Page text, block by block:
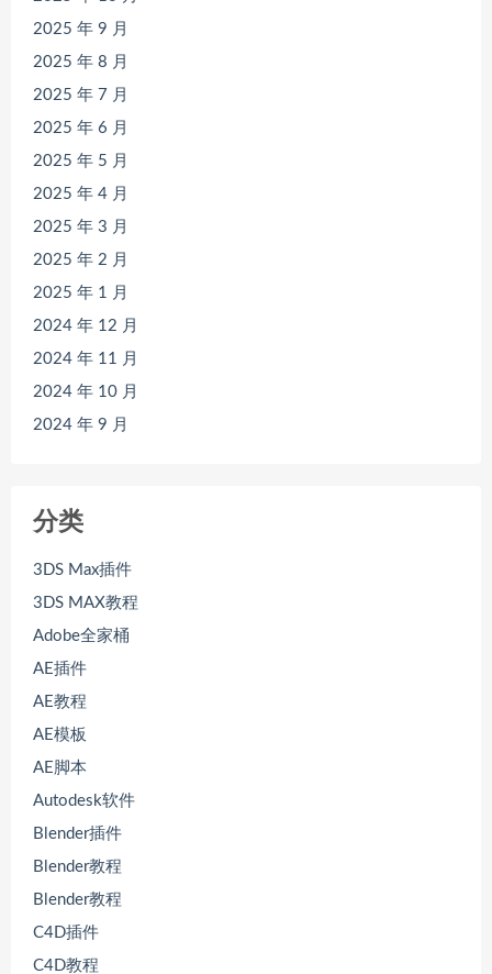
2025 年 9 月
2025 年 8 月
2025 年 7 月
2025 年 6 月
2025 年 5 月
2025 年 4 月
2025 年 3 月
2025 年 2 月
2025 年 1 月
2024 年 12 月
2024 年 11 月
2024 年 10 月
2024 年 9 月
分类
3DS Max插件
3DS MAX教程
Adobe全家桶
AE插件
AE教程
AE模板
AE脚本
Autodesk软件
Blender插件
Blender教程
Blender教程
C4D插件
C4D教程